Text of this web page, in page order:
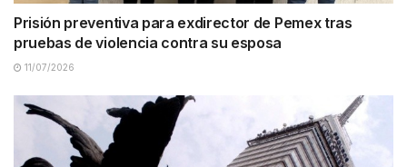
Prisión preventiva para exdirector de Pemex tras
pruebas de violencia contra su esposa
11/07/2026